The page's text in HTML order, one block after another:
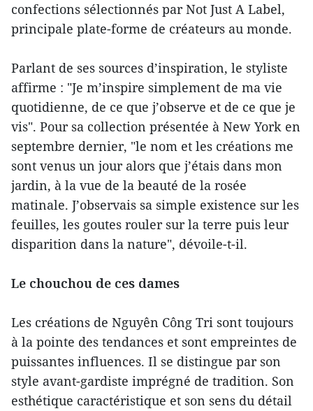
confections sélectionnés par Not Just A Label,
principale plate-forme de créateurs au monde.
Parlant de ses sources d’inspiration, le styliste
affirme : "Je m’inspire simplement de ma vie
quotidienne, de ce que j’observe et de ce que je
vis". Pour sa collection présentée à New York en
septembre dernier, "le nom et les créations me
sont venus un jour alors que j’étais dans mon
jardin, à la vue de la beauté de la rosée
matinale. J’observais sa simple existence sur les
feuilles, les goutes rouler sur la terre puis leur
disparition dans la nature", dévoile-t-il.
Le chouchou de ces dames
Les créations de Nguyên Công Tri sont toujours
à la pointe des tendances et sont empreintes de
puissantes influences. Il se distingue par son
style avant-gardiste imprégné de tradition. Son
esthétique caractéristique et son sens du détail